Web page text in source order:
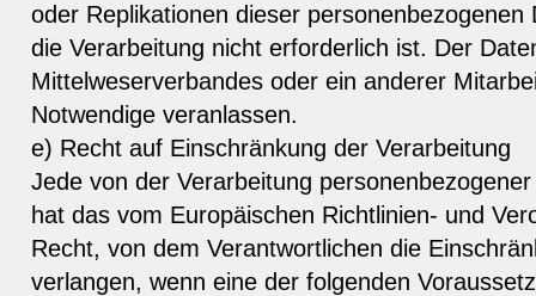
oder Replikationen dieser
die Verarbeitung nicht erforderlich ist. Der
Mittelweserverbandes oder ein anderer
Notwendige veranlassen.
e) Recht auf Einschränkung der Verarbeitung
Jede von der Verarbeitung
hat das vom Europäischen Richtlinien- und
Recht, von dem Verantwortlichen die
verlangen, wenn eine der folgenden